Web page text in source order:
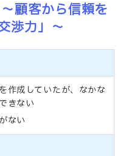
顧客から信頼を
渉力」～
作成していたが、なかな
きない
ない